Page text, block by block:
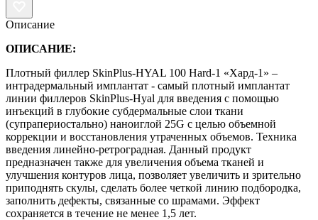
Описание
ОПИСАНИЕ:
Плотный филлер SkinPlus-HYAL 100 Hard-1 «Хард-1» –
интрадермальный имплантат - самый плотный имплантат
линии филлеров SkinPlus-Hyal для введения с помощью
инъекций в глубокие субдермальные слои ткани
(супрапериостально) наноиглой 25G с целью объемной
коррекции и восстановления утраченных объемов. Техника
введения линейно-ретроградная. Данный продукт
предназначен также для увеличения объема тканей и
улучшения контуров лица, позволяет увеличить и зрительно
приподнять скулы, сделать более четкой линию подбородка,
заполнить дефекты, связанные со шрамами. Эффект
сохраняется в течение не менее 1,5 лет.